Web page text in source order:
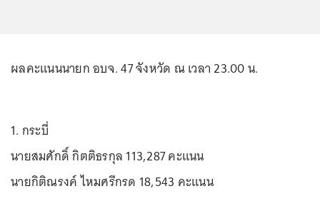
ผลคะแนนนายก อบจ. 47 จังหวัด ณ เวลา 23.00 น.
1. กระบี่
นายสมศักดิ์ กิตติธรกุล 113,287 คะแนน
นายกิติณรงค์ ไหมศรีกรด 18,543 คะแนน